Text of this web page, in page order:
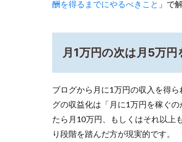
に
こ
アド
セン
稼ぐ
場合
酬を得るまでにやるべきこと 」で
月1万円の次は月5万円
ブログから月に1万円の収入を得
グの収益化は「月に1万円を稼ぐ
たら月10万円、もしくはそれ以上
り段階を踏んだ方が現実的です。